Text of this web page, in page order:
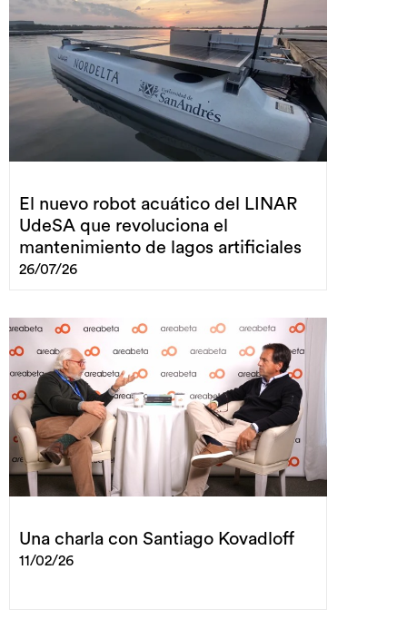
El nuevo robot acuático del LINAR
UdeSA que revoluciona el
mantenimiento de lagos artificiales
26/07/26
Una charla con Santiago Kovadloff
11/02/26